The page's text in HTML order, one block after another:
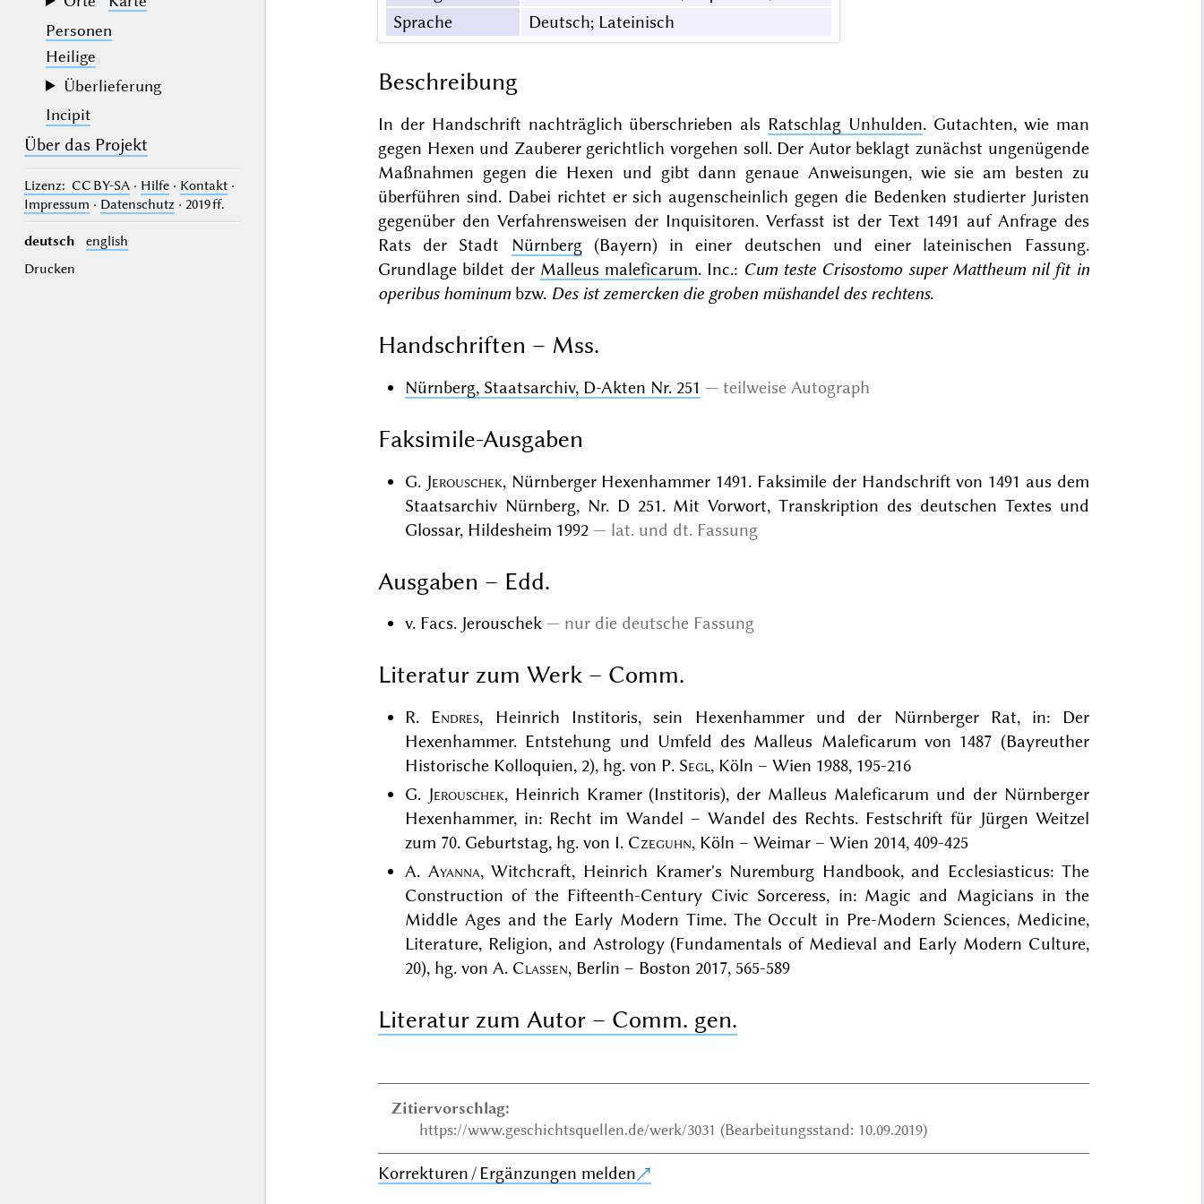
Personen
Heilige
Überlieferung
Incipit
Über das Projekt
Lizenz: CC BY-SA· Hilfe· Kontakt·
Impressum · Datenschutz· 2019 ff.
deutsch
english
Drucken
Sprache
Deutsch; Lateinisch
Beschreibung
In der Handschrift nachträglich überschrieben als Ratschlag Unhulden. Gutachten, wie man
gegen Hexen und Zauberer gerichtlich vorgehen soll. Der Autor beklagt zunächst ungenügende
Maßnahmen gegen die Hexen und gibt dann genaue Anweisungen, wie sie am besten zu
überführen sind. Dabei richtet er sich augenscheinlich gegen die Bedenken studierter Juristen
gegenüber den Verfahrensweisen der Inquisitoren. Verfasst ist der Text 1491 auf Anfrage des
Rats der Stadt Nürnberg (Bayern) in einer deutschen und einer lateinischen Fassung.
Grundlage bildet der Malleus maleficarum. Inc.: Cum teste Crisostomo super Mattheum nil fit in
operibus hominumbzw. Des ist zemercken die groben müshandel des rechtens.
Handschriften – Mss.
Nürnberg, Staatsarchiv, D-Akten Nr. 251 teilweise Autograph
Faksimile-Ausgaben
G. Jerouschek, Nürnberger Hexenhammer 1491. Faksimile der Handschrift von 1491 aus dem
Staatsarchiv Nürnberg, Nr. D 251. Mit Vorwort, Transkription des deutschen Textes und
Glossar, Hildesheim 1992
lat. und dt. Fassung
Ausgaben – Edd.
v. Facs. Jerouschek nur die deutsche Fassung
Literatur zum Werk – Comm.
R. Endres, Heinrich Institoris, sein Hexenhammer und der Nürnberger Rat, in: Der
Hexenhammer. Entstehung und Umfeld des Malleus Maleficarum von 1487 (Bayreuther
Historische Kolloquien, 2), hg. von P. Segl, Köln – Wien 1988, 195-216
G. Jerouschek, Heinrich Kramer (Institoris), der Malleus Maleficarum und der Nürnberger
Hexenhammer, in: Recht im Wandel – Wandel des Rechts. Festschrift für Jürgen Weitzel
zum 70. Geburtstag, hg. von I. Czeguhn, Köln – Weimar – Wien 2014, 409-425
A. Ayanna, Witchcraft, Heinrich Kramer's Nuremburg Handbook, and Ecclesiasticus: The
Construction of the Fifteenth-Century Civic Sorceress, in: Magic and Magicians in the
Middle Ages and the Early Modern Time. The Occult in Pre-Modern Sciences, Medicine,
Literature, Religion, and Astrology (Fundamentals of Medieval and Early Modern Culture,
20), hg. von A. Classen, Berlin – Boston 2017, 565-589
Literatur zum Autor – Comm. gen.
Zitiervorschlag:
https://www.geschichtsquellen.de/werk/3031 (Bearbeitungsstand: 10.09.2019)
Korrekturen / Ergänzungen melden